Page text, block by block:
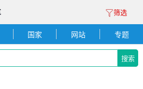
筛选
国家 网站 专题
搜索